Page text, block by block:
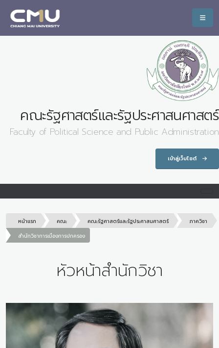
คณะรัฐศาสตร์และรัฐประศาสนศาสตร์
Faculty of Political Science and Public Administration
เข้าสู่เว็บไซต์
หน้าแรก คณะ คณะรัฐศาสตร์และรัฐประศาสนศาสตร์
ภาควิชา
สำนักวิชาการเมืองการปกครอง
หัวหน้าสำนักวิชา